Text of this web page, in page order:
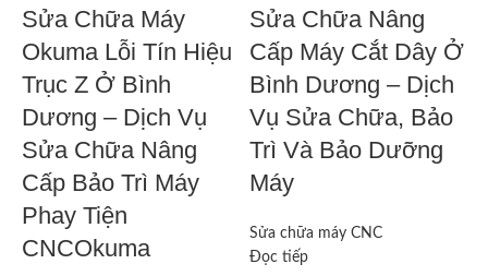
Sửa Chữa Máy
Okuma Lỗi Tín Hiệu
Trục Z Ở Bình
Dương – Dịch Vụ
Sửa Chữa Nâng
Cấp Bảo Trì Máy
Phay Tiện
CNCOkuma
Sửa Chữa Nâng
Cấp Máy Cắt Dây Ở
Bình Dương – Dịch
Vụ Sửa Chữa, Bảo
Trì Và Bảo Dưỡng
Máy
Sửa chữa máy CNC
Đọc tiếp